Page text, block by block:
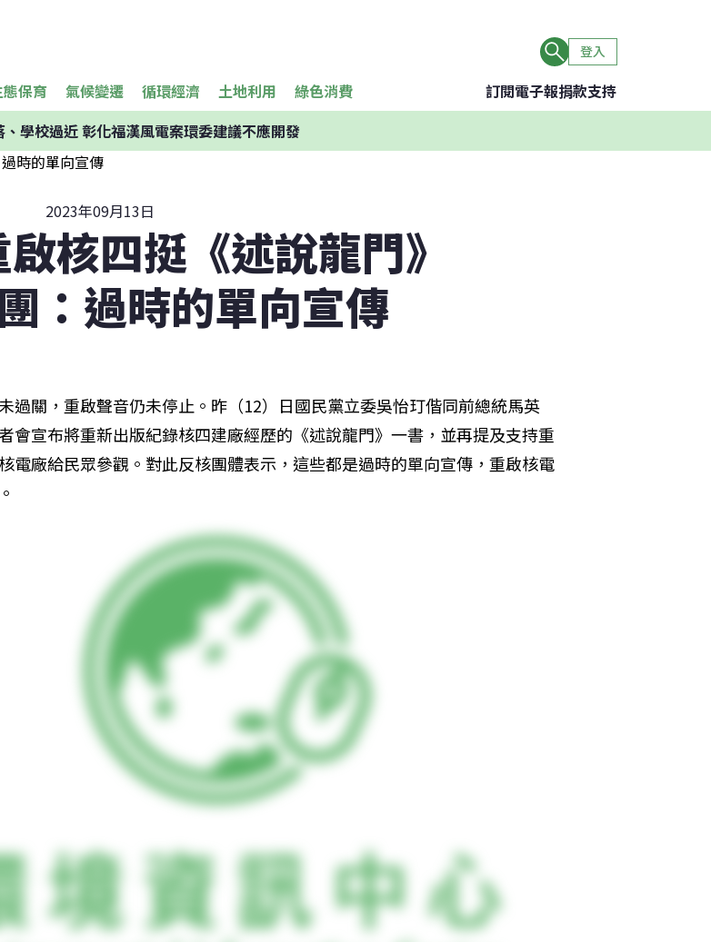
登入
保育 氣候變遷 循環經濟 土地利用 綠色消費 訂閱電子報捐款支持
、學校過近 彰化福漢風電案環委建議不應開發
2023年09月13日
核四挺《述說龍門》
：過時的單向宣傳
過關，重啟聲音仍未停止。昨（12）日國民黨立委吳怡玎偕同前總統馬英
會宣布將重新出版紀錄核四建廠經歷的《述說龍門》一書，並再提及支持重
電廠給民眾參觀。對此反核團體表示，這些都是過時的單向宣傳，重啟核電